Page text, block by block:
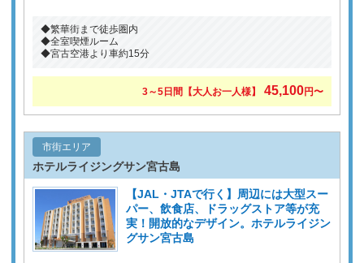
◆繁華街まで徒歩圏内
◆全室喫煙ルーム
◆宮古空港より車約15分
3～5日間【大人お一人様】 45,100円〜
市街エリア
ホテルライジングサン宮古島
【JAL・JTAで行く】周辺には大型スー
パー、飲食店、ドラッグストア等が充
実！開放的なデザイン。ホテルライジン
グサン宮古島